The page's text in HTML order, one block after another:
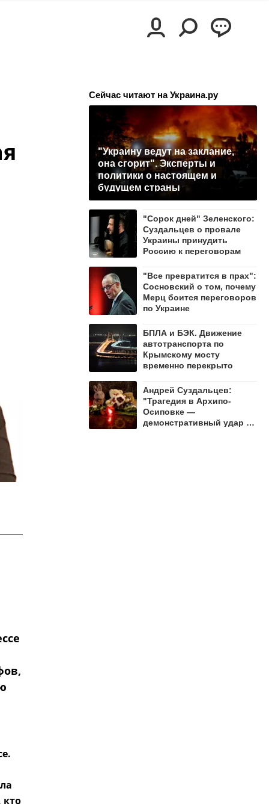
кто
Сейчас читают на Украина.ру
"Украину ведут на заклание,
она сгорит". Эксперты и
политики о настоящем и
будущем страны
"Сорок дней" Зеленского:
Суздальцев о провале
Украины принудить
Россию к переговорам
"Все превратится в прах":
Сосновский о том, почему
Мерц боится переговоров
по Украине
БПЛА и БЭК. Движение
автотранспорта по
Крымскому мосту
временно перекрыто
Андрей Суздальцев:
"Трагедия в Архипо-
Осиповке —
демонстративный удар по